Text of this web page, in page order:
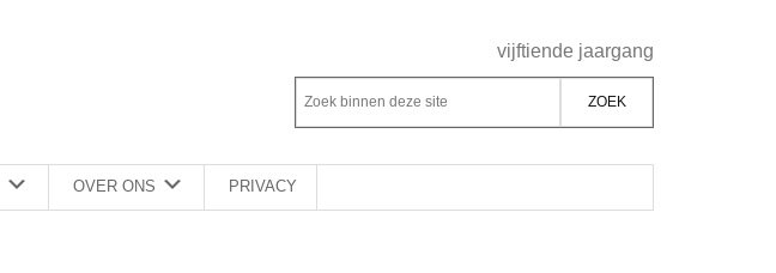
Rechts
vijftiende jaargang
Z
o
e
k
Z
o
k
b
OVER ONS PRIVACY